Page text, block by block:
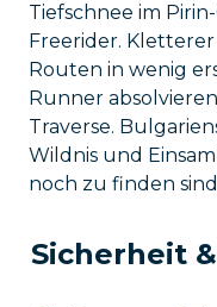
Tiefschnee im
Freerider.
Routen in wenig
Runner
Traverse.
Wildnis und
noch zu finden
Sicherheit